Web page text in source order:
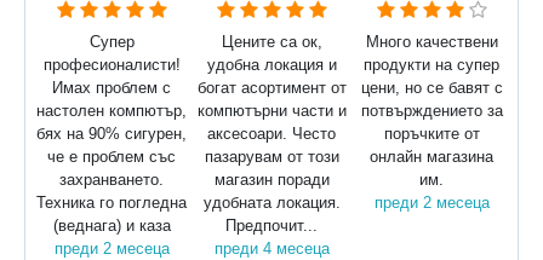
Супер
професионалисти!
Имах проблем с
настолен компютър,
бях на 90% сигурен,
че е проблем със
захранването.
Техника го погледна
(веднага) и каза
преди 2 месеца
Цените са ок,
удобна локация и
богат асортимент от
компютърни части и
аксесоари. Често
пазарувам от този
магазин поради
удобната локация.
Предпочит...
преди 4 месеца
Много качествени
продукти на супер
цени, но се бавят с
потвърждението за
поръчките от
онлайн магазина
им.
преди 2 месеца